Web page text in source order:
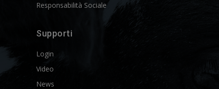
Responsabilità Sociale
Supporti
Login
Video
News